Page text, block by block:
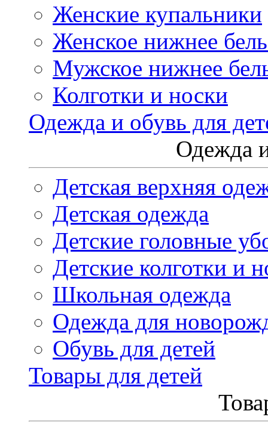
Женские купальники
Женское нижнее
Мужское нижнее
Колготки и носки
Одежда и обувь для
Одежда
Детская верхняя
Детская одежда
Детские головные
Детские колготки и
Школьная одежда
Одежда для
Обувь для детей
Товары для детей